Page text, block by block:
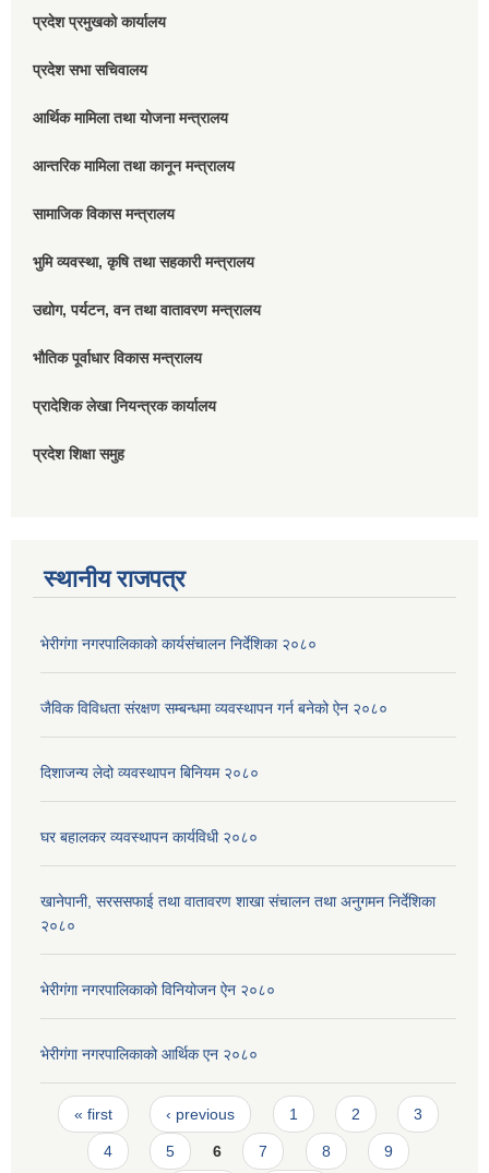
प्रदेश प्रमुखको कार्यालय
प्रदेश सभा सचिवालय
आर्थिक मामिला तथा योजना मन्त्रालय
आन्तरिक मामिला तथा कानून मन्त्रालय
सामाजिक विकास मन्त्रालय
भुमि व्यवस्था, कृषि तथा सहकारी मन्त्रालय
उद्योग, पर्यटन, वन तथा वातावरण मन्त्रालय
भौतिक पूर्वाधार विकास मन्त्रालय
प्रादेशिक लेखा नियन्त्रक कार्यालय
प्रदेश शिक्षा समुह
स्थानीय राजपत्र
भेरीगंगा नगरपालिकाको कार्यसंचालन निर्देशिका २०८०
जैविक विविधता संरक्षण सम्बन्धमा व्यवस्थापन गर्न बनेको ऐन २०८०
दिशाजन्य लेदो व्यवस्थापन बिनियम २०८०
घर बहालकर व्यवस्थापन कार्यविधी २०८०
खानेपानी, सरससफाई तथा वातावरण शाखा संचालन तथा अनुगमन निर्देशिका
२०८०
भेरीगंगा नगरपालिकाको विनियोजन ऐन २०८०
भेरीगंगा नगरपालिकाको आर्थिक एन २०८०
Pages
« first ‹ previous 1 2 3
4 5 6 7 8 9